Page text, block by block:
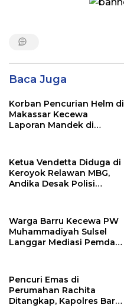
Baca Juga
Korban Pencurian Helm di
Makassar Kecewa
Laporan Mandek di
Ketua Vendetta Diduga di
Keroyok Relawan MBG,
Andika Desak Polisi
Warga Barru Kecewa PW
Muhammadiyah Sulsel
Langgar Mediasi Pemda
Pencuri Emas di
Perumahan Rachita
Ditangkap, Kapolres Barru